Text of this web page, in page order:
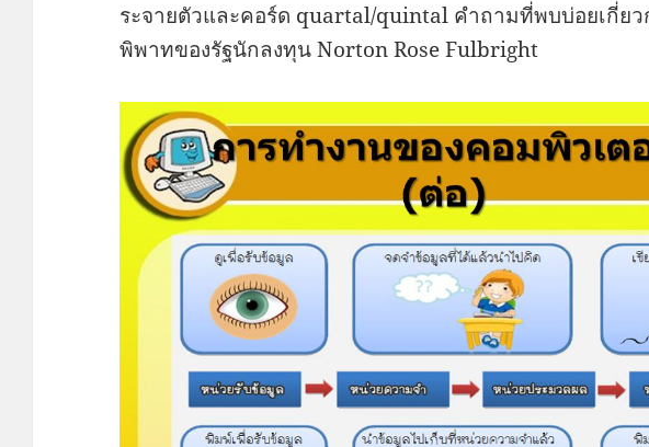
ระจายตัวและคอร์ด quartal/quintal คำถามที่พบบ่อยเกี่ยว
พิพาทของรัฐนักลงทุน Norton Rose Fulbright